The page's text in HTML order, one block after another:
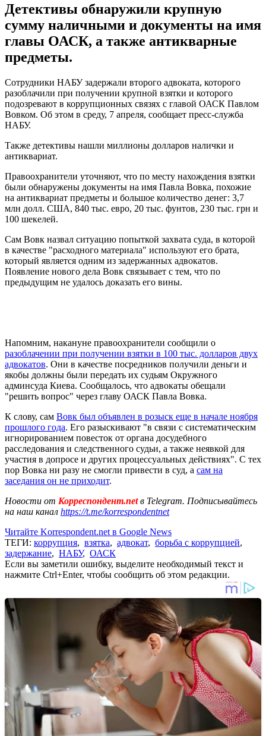
Детективы обнаружили крупную
сумму наличными и документы на имя
главы ОАСК, а также антикварные
предметы.
Сотрудники НАБУ задержали второго адвоката, которого
разоблачили при получении крупной взятки и которого
подозревают в коррупционных связях с главой ОАСК Павлом
Вовком. Об этом в среду, 7 апреля, сообщает пресс-служба
НАБУ.
Также детективы нашли миллионы долларов налички и
антиквариат.
Правоохранители уточняют, что по месту нахождения взятки
были обнаружены документы на имя Павла Вовка, похожие
на антиквариат предметы и большое количество денег: 3,7
млн долл. США, 840 тыс. евро, 20 тыс. фунтов, 230 тыс. грн и
100 шекелей.
Сам Вовк назвал ситуацию попыткой захвата суда, в которой
в качестве "расходного материала" используют его брата,
который является одним из задержанных адвокатов.
Появление нового дела Вовк связывает с тем, что по
предыдущим не удалось доказать его вины.
Напомним, накануне правоохранители сообщили о
разоблачении при получении взятки в 100 тыс. долларов двух
адвокатов. Они в качестве посредников получили деньги и
якобы должны были передать их судьям Окружного
админсуда Киева. Сообщалось, что адвокаты обещали
"решить вопрос" через главу ОАСК Павла Вовка.
К слову, сам Вовк был объявлен в розыск еще в начале ноября
прошлого года. Его разыскивают "в связи с систематическим
игнорированием повесток от органа досудебного
расследования и следственного судьи, а также неявкой для
участия в допросе и других процессуальных действиях". С тех
пор Вовка ни разу не смогли привести в суд, а сам на
заседания он не приходит.
Новости от Корреспондент.netв Telegram. Подписывайтесь
на наш канал https://t.me/korrespondentnet
Читайте Korrespondent.net в Google News
ТЕГИ: коррупция, взятка, адвокат, борьба с коррупцией,
задержание, НАБУ, ОАСК
Если вы заметили ошибку, выделите необходимый текст и
нажмите Ctrl+Enter, чтобы сообщить об этом редакции.